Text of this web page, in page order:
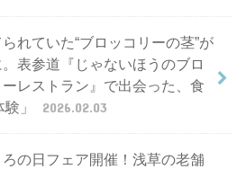
られていた“ブロッコリーの茎”が
表参道『じゃないほうのブロ
ーレストラン』で出会った、食
」
2026.02.03
の日フェア開催！浅草の老舗